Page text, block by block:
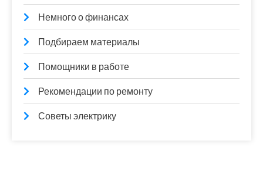
Немного о финансах
Подбираем материалы
Помощники в работе
Рекомендации по ремонту
Советы электрику